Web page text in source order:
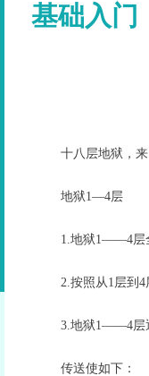
基础入门
十八层地狱，来
地狱1—4层
1.地狱1——4层全
2.按照从1层到4
3.地狱1——4层通
传送使如下：